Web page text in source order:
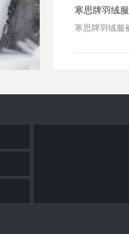
寒思牌羽绒服